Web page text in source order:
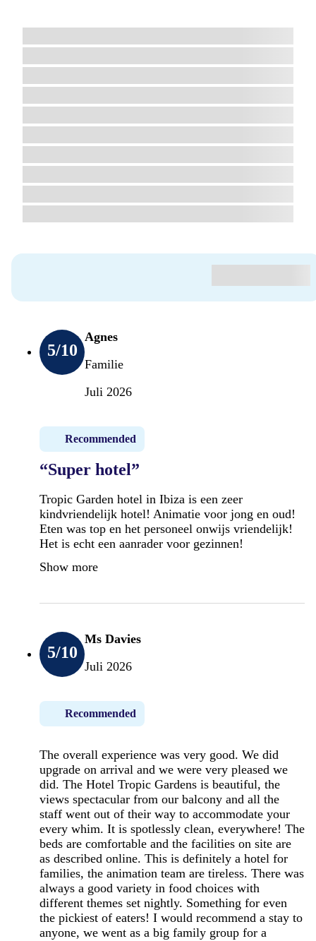
5/10
Agnes
Familie
Juli 2026
Recommended
“Super hotel”
Tropic Garden hotel in Ibiza is een zeer
kindvriendelijk hotel! Animatie voor jong en oud!
Eten was top en het personeel onwijs vriendelijk!
Het is echt een aanrader voor gezinnen!
Show more
5/10
Ms Davies
Juli 2026
Recommended
The overall experience was very good. We did
upgrade on arrival and we were very pleased we
did. The Hotel Tropic Gardens is beautiful, the
views spectacular from our balcony and all the
staff went out of their way to accommodate your
every whim. It is spotlessly clean, everywhere! The
beds are comfortable and the facilities on site are
as described online. This is definitely a hotel for
families, the animation team are tireless. There was
always a good variety in food choices with
different themes set nightly. Something for even
the pickiest of eaters! I would recommend a stay to
anyone, we went as a big family group for a